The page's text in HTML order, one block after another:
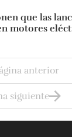
que las
motores
anterior
siguiente